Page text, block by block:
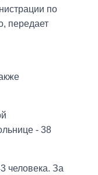
по
передает
- 38
человека. За